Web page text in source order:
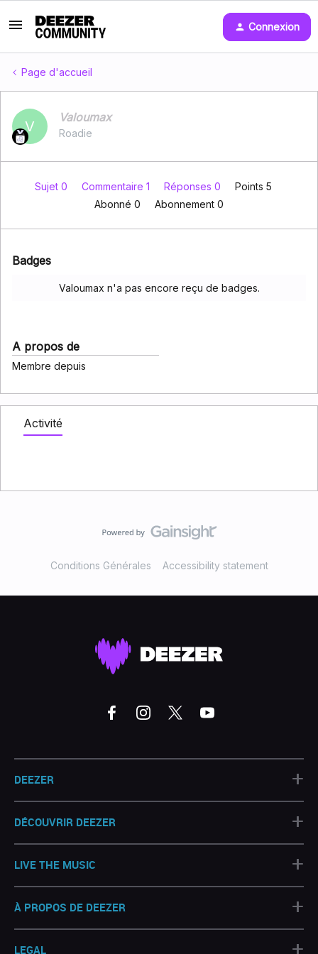
Connexion
Page d'accueil
V
Valoumax
Roadie
Sujet 0 Commentaire 1 Réponses 0
Points 5
Abonné 0 Abonnement 0
Badges
Valoumax n'a pas encore reçu de badges.
A propos de
Membre depuis
Activité
Conditions Générales Accessibility statement
DEEZER +
DÉCOUVRIR DEEZER +
LIVE THE MUSIC +
À PROPOS DE DEEZER +
LEGAL +